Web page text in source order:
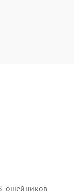
ошейников